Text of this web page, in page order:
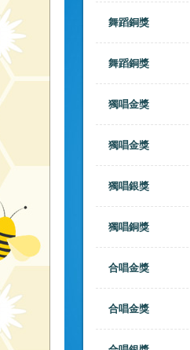
舞蹈銅獎
舞蹈銅獎
獨唱金獎
獨唱金獎
獨唱銀獎
獨唱銅獎
合唱金獎
合唱金獎